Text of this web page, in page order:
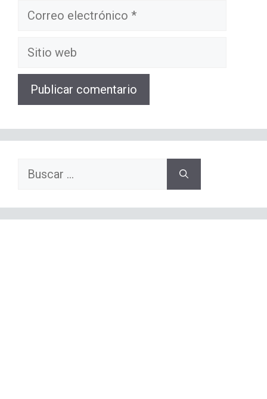
Correo
Sitio
Buscar: